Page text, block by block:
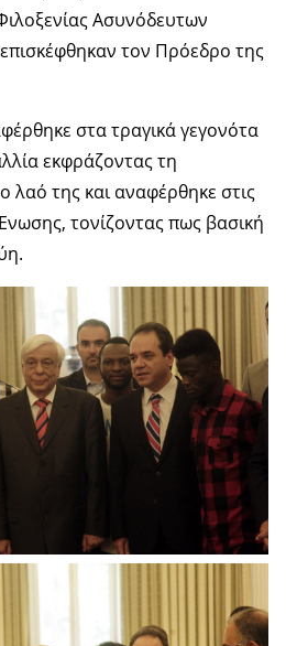
Ασυνόδευτων
τον Πρόεδρο της
στα τραγικά γεγονότα
εκφράζοντας τη
της και αναφέρθηκε στις
τονίζοντας πως βασική